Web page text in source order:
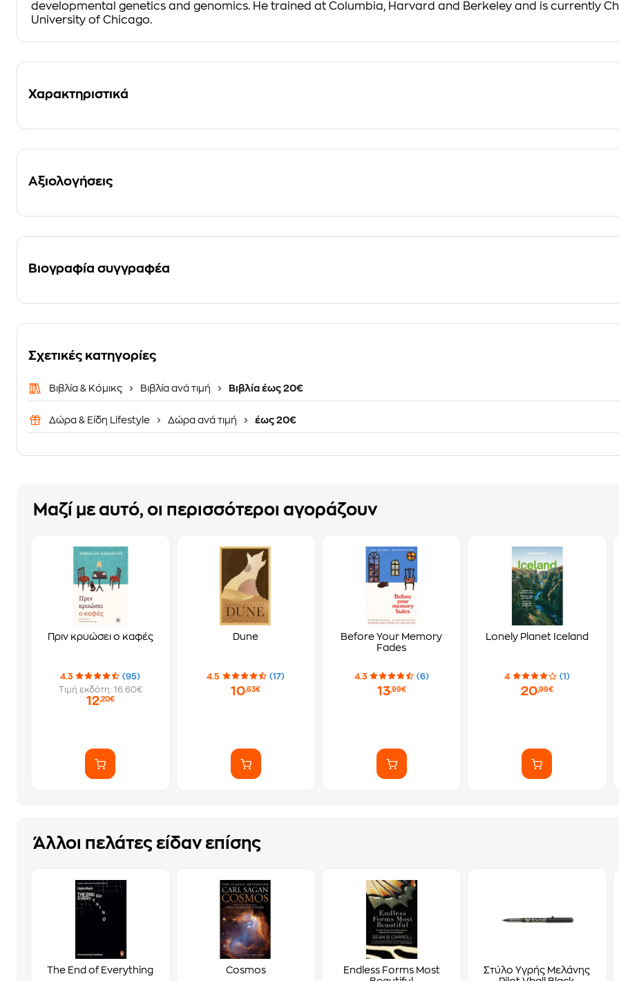
developmental genetics and genomics. He trained at Columbia, Harvard and Berkeley and is currently
University of Chicago.
Χαρακτηριστικά
Αξιολογήσεις
Βιογραφία συγγραφέα
Σχετικές κατηγορίες
Βιβλία & Κόμικς Βιβλία ανά τιμή Βιβλία έως 20€
Δώρα & Είδη Lifestyle Δώρα ανά τιμή έως 20€
Μαζί με αυτό, οι περισσότεροι αγοράζουν
Πριν κρυώσει ο καφές
4.3
(95)
Τιμή εκδότη: 16.60€
12,20€
Dune
4.5 (17)
10,63€
Before Your Memory
Fades
4.3 (6)
13,99€
Lonely Planet Iceland
4 (1)
20,99€
Άλλοι πελάτες είδαν επίσης
The End of Everything Cosmos
Endless Forms Most
Στύλο Υγρής Μελάνης